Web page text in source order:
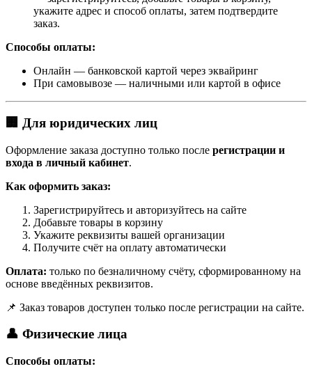
укажите адрес и способ оплаты, затем подтвердите
заказ.
Способы оплаты:
Онлайн — банковской картой через эквайринг
При самовывозе — наличными или картой в офисе
🏢 Для юридических лиц
Оформление заказа доступно только после регистрации и
входа в личный кабинет.
Как оформить заказ:
Зарегистрируйтесь и авторизуйтесь на сайте
Добавьте товары в корзину
Укажите реквизиты вашей организации
Получите счёт на оплату автоматически
Оплата: только по безналичному счёту, сформированному на
основе введённых реквизитов.
📌 Заказ товаров доступен только после регистрации на сайте.
👤 Физические лица
Способы оплаты: